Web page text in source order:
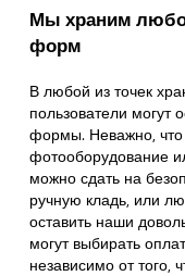
Мы храним
форм
В любой из точек
пользователи могут
формы. Неважно, что
фотооборудование
можно сдать на
ручную кладь, или
оставить наши
могут выбирать
независимо от того,